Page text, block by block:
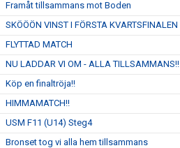
Framåt tillsammans mot Boden
SKÖÖÖN VINST I FÖRSTA KVARTSFINALEN
FLYTTAD MATCH
NU LADDAR VI OM - ALLA TILLSAMMANS!!
Köp en finaltröja!!
HIMMAMATCH!!
USM F11 (U14) Steg4
Bronset tog vi alla hem tillsammans